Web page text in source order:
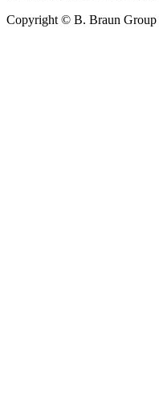
Copyright © B. Braun Group